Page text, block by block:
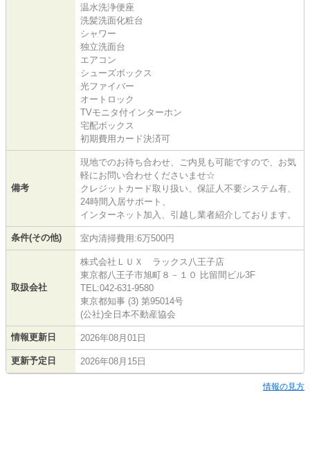
温水洗浄便座
洗髪洗面化粧台
シャワー
独立洗面台
エアコン
シューズボックス
光ファイバー
オートロック
TVモニタ付インターホン
宅配ボックス
初期費用カード決済可
備考
現地でのお待ち合わせ、ご内見も可能ですので、お気
軽にお問い合わせくださいませ☆
クレジットカード取り扱い、保証人不要システム有、
24時間入居サポート、
インターネット加入、引越し業者紹介しております。
条件(その他) 室内清掃費用:6万500円
取扱会社
株式会社ＬＵＸ ラックス八王子店
東京都八王子市旭町８－１０ 比留間ビル3F
TEL:042-631-9580
東京都知事 (3) 第95014号
(公社)全日本不動産協会
情報更新日 2026年08月01日
更新予定日 2026年08月15日
情報の見方